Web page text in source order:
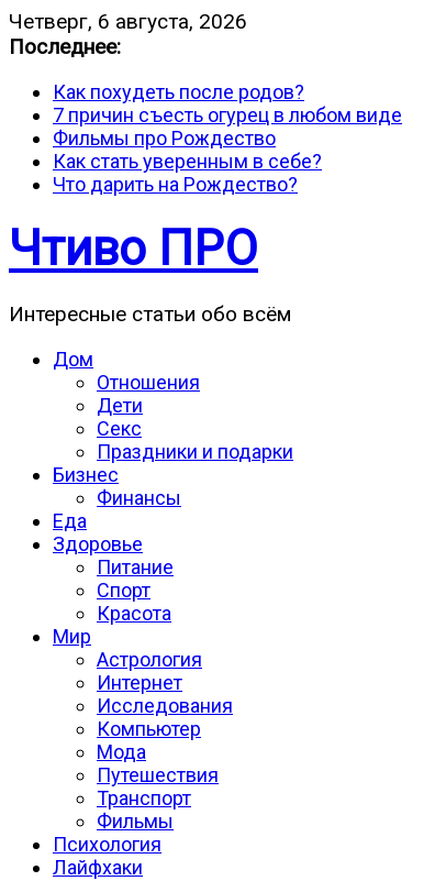
Четверг, 6 августа, 2026
Последнее:
Как похудеть после родов?
7 причин съесть огурец в любом виде
Фильмы про Рождество
Как стать уверенным в себе?
Что дарить на Рождество?
Чтиво ПРО
Интересные статьи обо всём
Дом
Отношения
Дети
Секс
Праздники и подарки
Бизнес
Финансы
Еда
Здоровье
Питание
Спорт
Красота
Мир
Астрология
Интернет
Исследования
Компьютер
Мода
Путешествия
Транспорт
Фильмы
Психология
Лайфхаки